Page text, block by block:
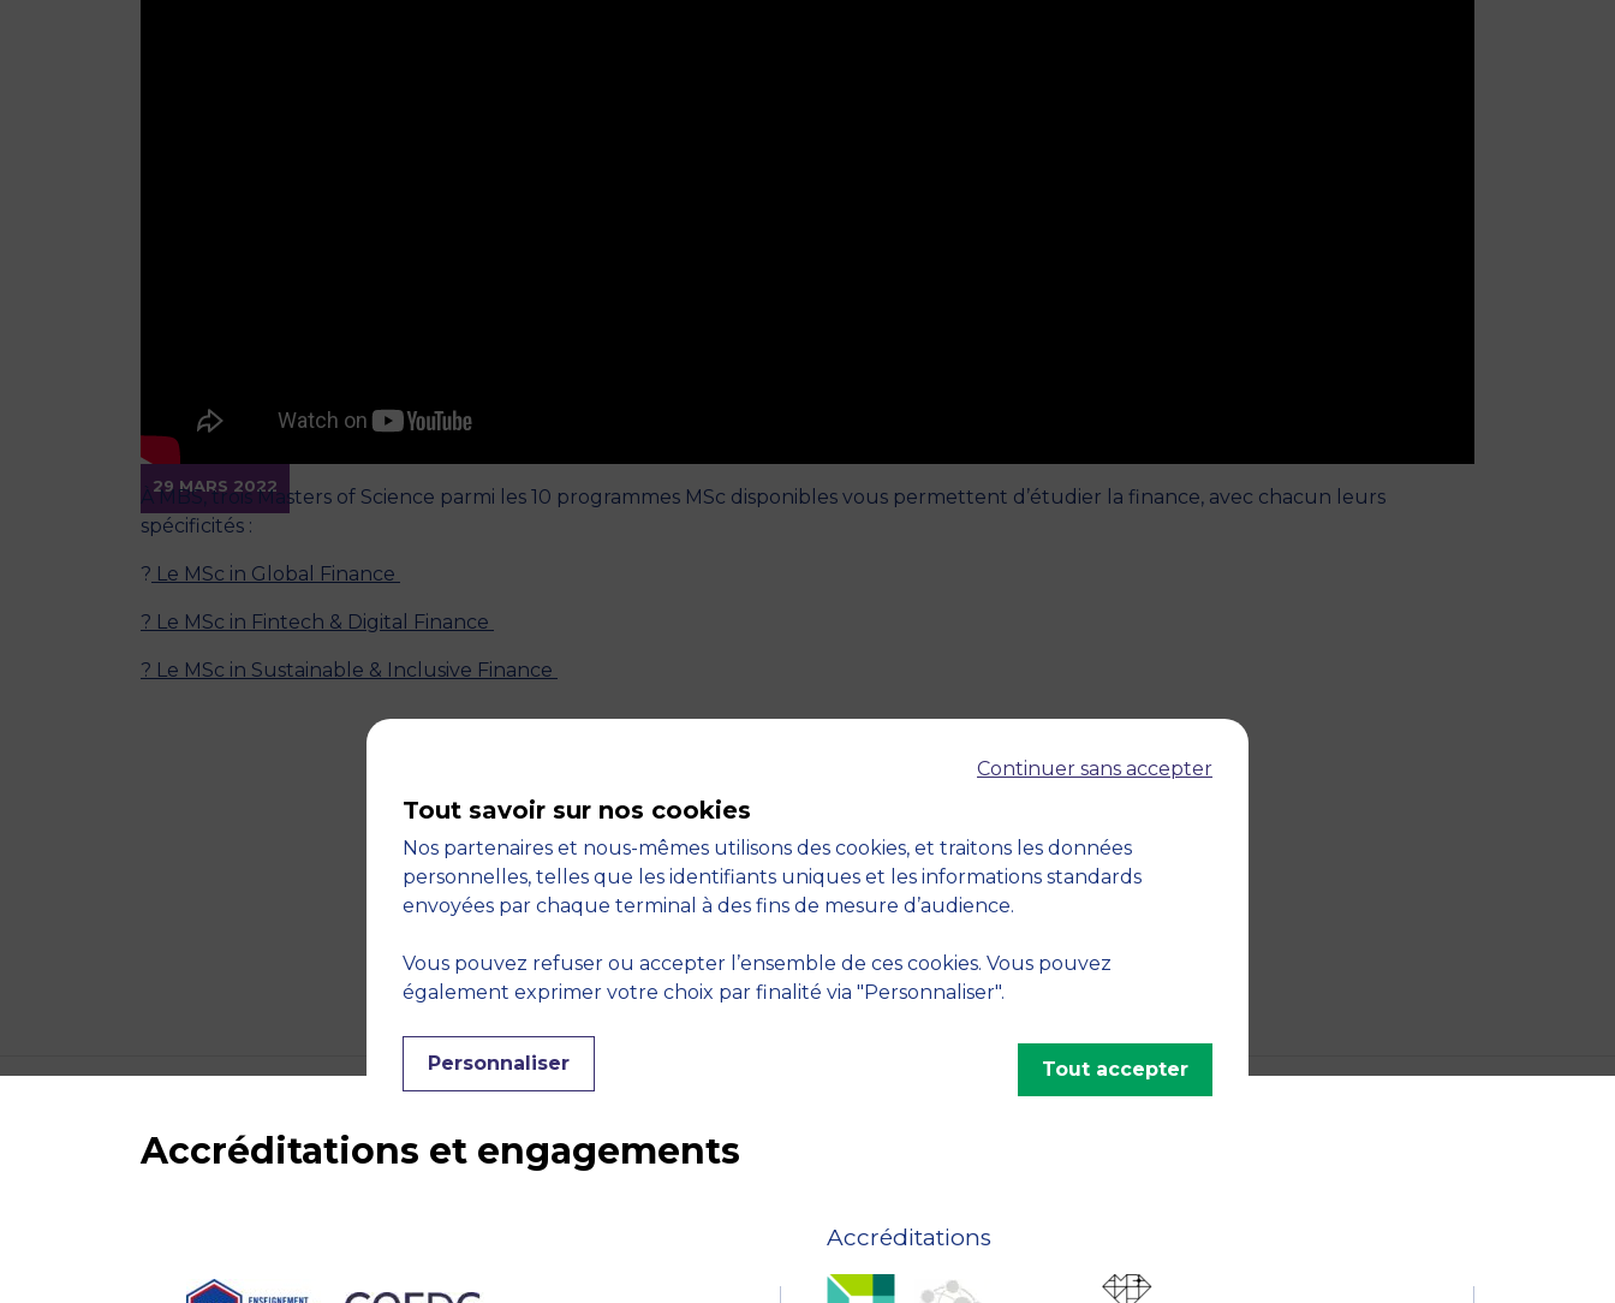
29 MARS 2022
À MBS, trois Masters of Science parmi les 10 programmes MSc disponibles vous permettent d’étudier la finance, avec chacun leurs
spécificités :
? Le MSc in Global Finance
? Le MSc in Fintech & Digital Finance
? Le MSc in Sustainable & Inclusive Finance
Accréditations et engagements
Accréditations
Continuer sans accepter
Tout savoir sur nos cookies
Nos partenaires et nous-mêmes utilisons des cookies, et traitons les données
personnelles, telles que les identifiants uniques et les informations standards
envoyées par chaque terminal à des fins de mesure d’audience.
Vous pouvez refuser ou accepter l’ensemble de ces cookies. Vous pouvez
également exprimer votre choix par finalité via "Personnaliser".
Personnaliser Tout accepter